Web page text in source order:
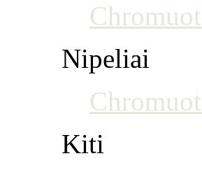
Nipeliai
Kiti